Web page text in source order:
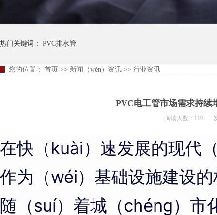
热门关键词： PVC排水管
您的位置： 首页 >> 新闻（wén）资讯 >> 行业资讯
PVC电工管市场需求持续
阅读人数：119
在快（kuài）速发展的现代
作为（wéi）基础设施建设
随（suí）着城（chéng）市